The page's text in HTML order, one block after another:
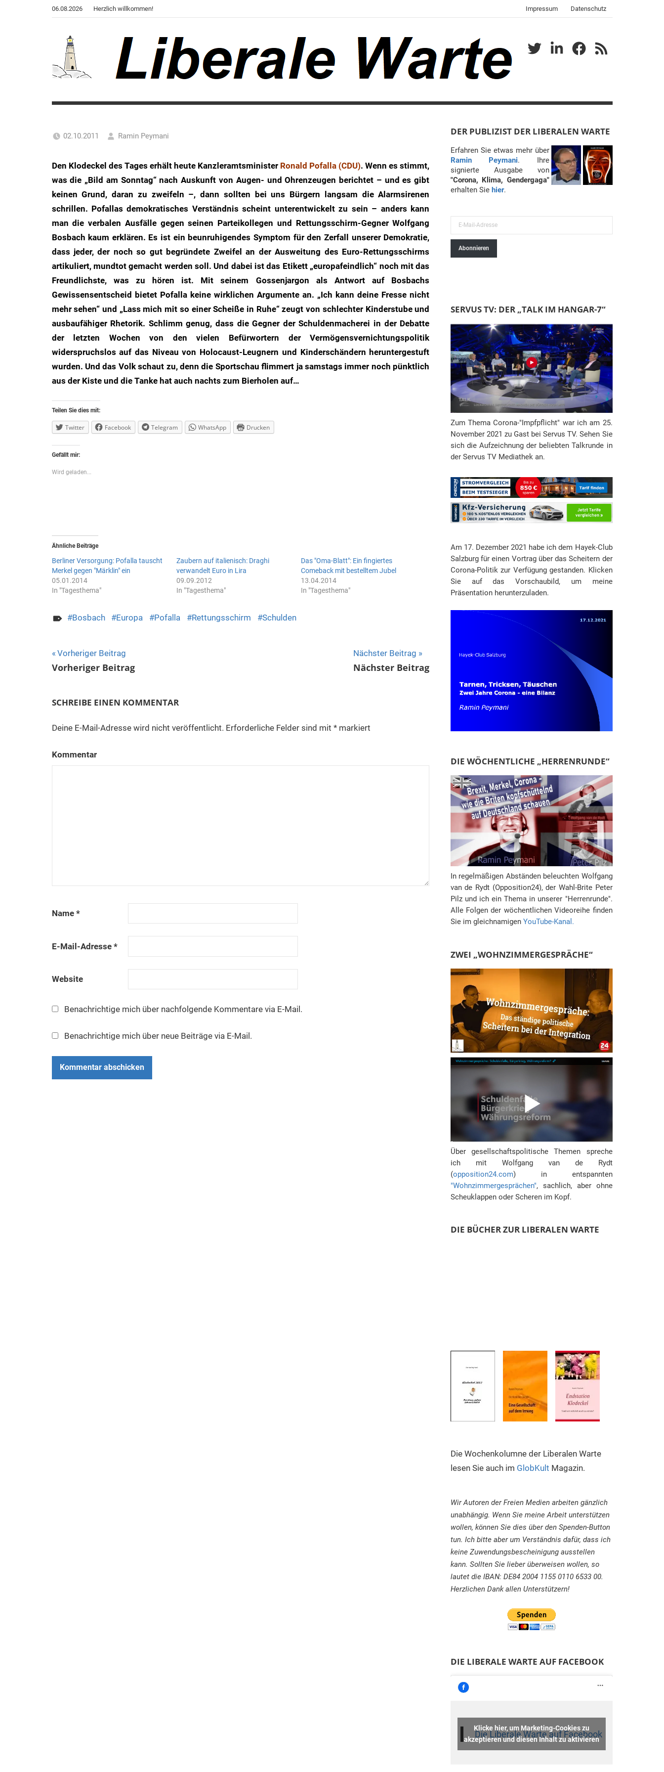
06.08.2026 Herzlich willkommen! Impressum Datenschutz
Liberale
Warte
Blog
von
Klima,
Gendergaga",
"2020",
"Weltchaos",
"Chronik
"Hexenjagd",
"Das
Grauen"
und
"Spukschloss
Deutschland"
TwitterLinkedInFacebook
RSS
02.10.2011
Ramin Peymani
Den Klodeckel des Tages erhält heute Kanzleramtsminister Ronald Pofalla (CDU). Wenn es stimmt,
was die „Bild am Sonntag“ nach Auskunft von Augen- und Ohrenzeugen berichtet – und es gibt
keinen Grund, daran zu zweifeln –, dann sollten bei uns Bürgern langsam die Alarmsirenen
schrillen. Pofallas demokratisches Verständnis scheint unterentwickelt zu sein – anders kann
man die verbalen Ausfälle gegen seinen Parteikollegen und Rettungsschirm-Gegner Wolfgang
Bosbach kaum erklären. Es ist ein beunruhigendes Symptom für den Zerfall unserer Demokratie,
dass jeder, der noch so gut begründete Zweifel an der Ausweitung des Euro-Rettungsschirms
artikuliert, mundtot gemacht werden soll. Und dabei ist das Etikett „europafeindlich“ noch mit das
Freundlichste, was zu hören ist. Mit seinem Gossenjargon als Antwort auf Bosbachs
Gewissensentscheid bietet Pofalla keine wirklichen Argumente an. „Ich kann deine Fresse nicht
mehr sehen“ und „Lass mich mit so einer Scheiße in Ruhe“ zeugt von schlechter Kinderstube und
ausbaufähiger Rhetorik. Schlimm genug, dass die Gegner der Schuldenmacherei in der Debatte
der letzten Wochen von den vielen Befürwortern der Vermögensvernichtungspolitik
widerspruchslos auf das Niveau von Holocaust-Leugnern und Kinderschändern heruntergestuft
wurden. Und das Volk schaut zu, denn die Sportschau flimmert ja samstags immer noch pünktlich
aus der Kiste und die Tanke hat auch nachts zum Bierholen auf…
Teilen Sie dies mit:
Twitter Facebook Telegram WhatsApp Drucken
Gefällt mir:
Wird geladen...
Ähnliche Beiträge
Berliner Versorgung: Pofalla tauscht
Merkel gegen "Märklin" ein
05.01.2014
In "Tagesthema"
Zaubern auf italienisch: Draghi
verwandelt Euro in Lira
09.09.2012
In "Tagesthema"
Das "Oma-Blatt": Ein fingiertes
Comeback mit bestelltem Jubel
13.04.2014
In "Tagesthema"
Bosbach Europa Pofalla Rettungsschirm Schulden
Beitragsnavigation
Vorheriger Beitrag
Vorheriger Beitrag
Nächster Beitrag
Nächster Beitrag
SCHREIBE EINEN KOMMENTAR
Deine E-Mail-Adresse wird nicht veröffentlicht. Erforderliche Felder sind mit *markiert
Kommentar
Name *
E-Mail-Adresse *
Website
Benachrichtige mich über nachfolgende Kommentare via E-Mail.
Benachrichtige mich über neue Beiträge via E-Mail.
DER PUBLIZIST DER LIBERALEN WARTE
Erfahren Sie etwas mehr über
Ramin Peymani. Ihre
signierte Ausgabe von
"Corona, Klima, Gendergaga"
erhalten Sie hier.
-
-
A
d
r
e
s
s
Abonnieren
SERVUS TV: DER „TALK IM HANGAR-7“
Zum Thema Corona-"Impfpflicht" war ich am 25.
November 2021 zu Gast bei Servus TV. Sehen Sie
sich die Aufzeichnung der beliebten Talkrunde in
der Servus TV Mediathek an.
Am 17. Dezember 2021 habe ich dem Hayek-Club
Salzburg für einen Vortrag über das Scheitern der
Corona-Politik zur Verfügung gestanden. Klicken
Sie auf das Vorschaubild, um meine
Präsentation herunterzuladen.
DIE WÖCHENTLICHE „HERRENRUNDE“
In regelmäßigen Abständen beleuchten Wolfgang
van de Rydt (Opposition24), der Wahl-Brite Peter
Pilz und ich ein Thema in unserer "Herrenrunde".
Alle Folgen der wöchentlichen Videoreihe finden
Sie im gleichnamigen YouTube-Kanal.
ZWEI „WOHNZIMMERGESPRÄCHE“
Über gesellschaftspolitische Themen spreche
ich mit Wolfgang van de Rydt
(opposition24.com) in entspannten
"Wohnzimmergesprächen", sachlich, aber ohne
Scheuklappen oder Scheren im Kopf.
DIE BÜCHER ZUR LIBERALEN WARTE
Die Wochenkolumne der Liberalen Warte
lesen Sie auch im GlobKult Magazin.
Wir Autoren der Freien Medien arbeiten gänzlich
unabhängig. Wenn Sie meine Arbeit unterstützen
wollen, können Sie dies über den Spenden-Button
tun. Ich bitte aber um Verständnis dafür, dass ich
keine Zuwendungsbescheinigung ausstellen
kann. Sollten Sie lieber überweisen wollen, so
lautet die IBAN: DE84 2004 1155 0110 6533 00.
Herzlichen Dank allen Unterstützern!
DIE LIBERALE WARTE AUF FACEBOOK
Die Liberale Warte auf Facebook
Klicke hier, um Marketing-Cookies zu
akzeptieren und diesen Inhalt zu aktivieren